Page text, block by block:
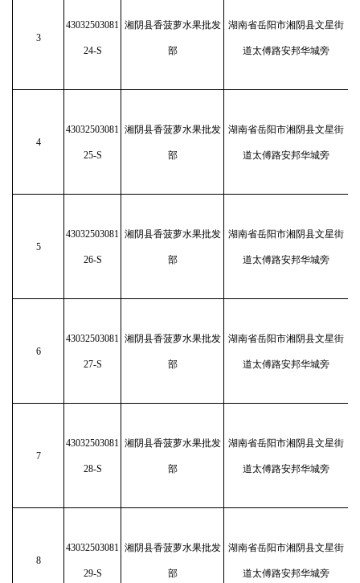
3
43032503081
24-S
湘阴县香菠萝水果批发
部
湖南省岳阳市湘阴县文星街
道太傅路安邦华城旁
4
43032503081
25-S
湘阴县香菠萝水果批发
部
湖南省岳阳市湘阴县文星街
道太傅路安邦华城旁
5
43032503081
26-S
湘阴县香菠萝水果批发
部
湖南省岳阳市湘阴县文星街
道太傅路安邦华城旁
6
43032503081
27-S
湘阴县香菠萝水果批发
部
湖南省岳阳市湘阴县文星街
道太傅路安邦华城旁
7
43032503081
28-S
湘阴县香菠萝水果批发
部
湖南省岳阳市湘阴县文星街
道太傅路安邦华城旁
8
43032503081
29-S
湘阴县香菠萝水果批发
部
湖南省岳阳市湘阴县文星街
道太傅路安邦华城旁